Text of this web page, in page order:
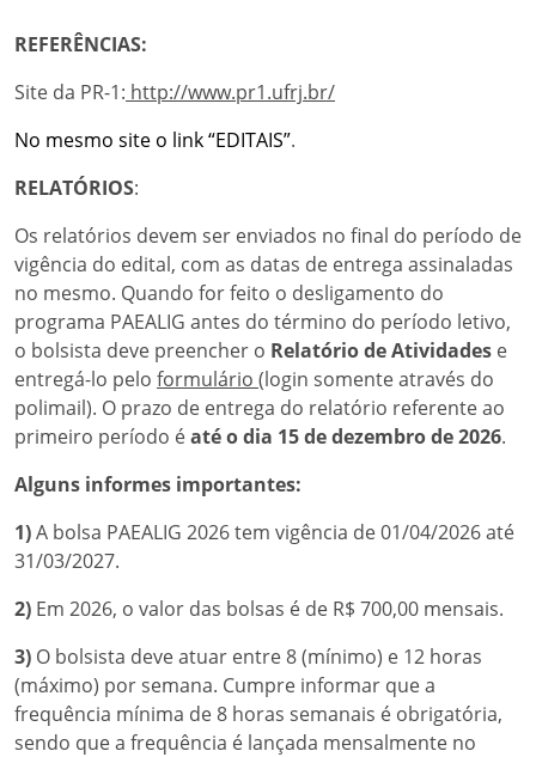
REFERÊNCIAS:
Site da PR-1: http://www.pr1.ufrj.br/
No mesmo site o link “EDITAIS”.
RELATÓRIOS:
Os relatórios devem ser enviados no final do período de
vigência do edital, com as datas de entrega assinaladas
no mesmo. Quando for feito o desligamento do
programa PAEALIG antes do término do período letivo,
o bolsista deve preencher o Relatório de Atividades e
entregá-lo pelo formulário (login somente através do
polimail). O prazo de entrega do relatório referente ao
primeiro período éaté o dia 15 de dezembro de 2026.
Alguns informes importantes:
1)A bolsa PAEALIG 2026 tem vigência de 01/04/2026 até
31/03/2027.
2) Em 2026, o valor das bolsas é de R$ 700,00 mensais.
3) O bolsista deve atuar entre 8 (mínimo) e 12 horas
(máximo) por semana. Cumpre informar que a
frequência mínima de 8 horas semanais é obrigatória,
sendo que a frequência é lançada mensalmente no